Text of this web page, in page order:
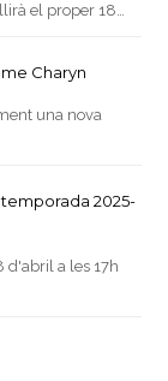
el proper 18…
Charyn
una nova
temporada 2025-
d'abril a les 17h